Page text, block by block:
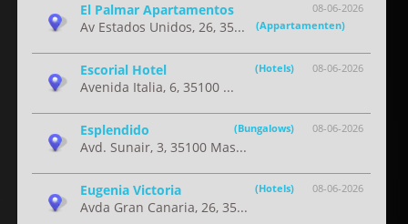
08-06-2026
El Palmar Apartamentos
(Appartamenten)
Av Estados Unidos, 26, 35...
08-06-2026
Escorial Hotel (Hotels)
Avenida Italia, 6, 35100 ...
08-06-2026
Esplendido (Bungalows)
Avd. Sunair, 3, 35100 Mas...
08-06-2026
Eugenia Victoria (Hotels)
Avda Gran Canaria, 26, 35...